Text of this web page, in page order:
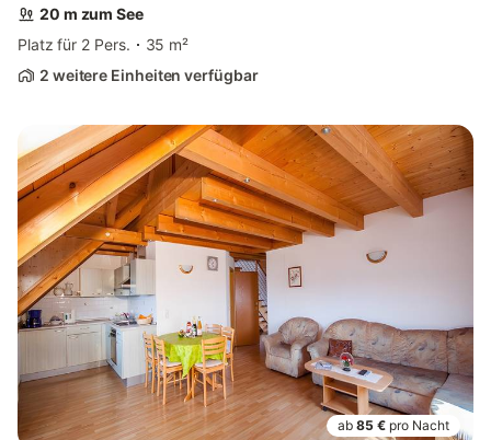
20 m zum See
Platz für 2 Pers.
35 m²
2 weitere Einheiten verfügbar
ab 85 € pro Nacht